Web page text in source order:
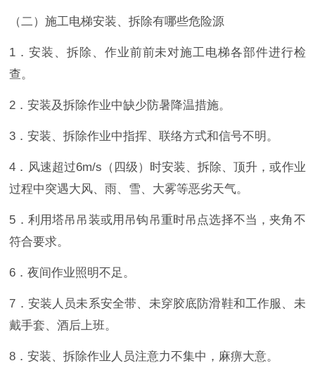
（二）施工电梯安装、拆除有哪些危险源
1．安装、拆除、作业前前未对施工电梯各部件进行检
查。
2．安装及拆除作业中缺少防暑降温措施。
3．安装、拆除作业中指挥、联络方式和信号不明。
4．风速超过6m/s（四级）时安装、拆除、顶升，或作业
过程中突遇大风、雨、雪、大雾等恶劣天气。
5．利用塔吊吊装或用吊钩吊重时吊点选择不当，夹角不
符合要求。
6．夜间作业照明不足。
7．安装人员未系安全带、未穿胶底防滑鞋和工作服、未
戴手套、酒后上班。
8．安装、拆除作业人员注意力不集中，麻痹大意。